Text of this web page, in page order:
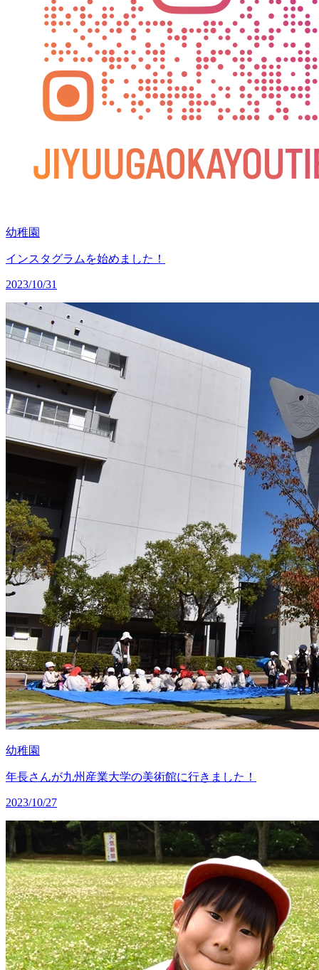
幼稚園
インスタグラムを始めました！
2023/10/31
幼稚園
年長さんが九州産業大学の美術館に行きました！
2023/10/27